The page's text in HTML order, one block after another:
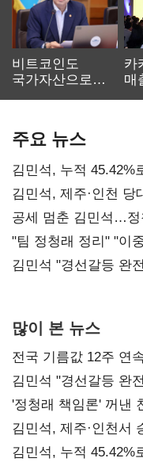
비트코인도
국가자산으로…'
카
매
주요 뉴스
김민석, 누적
0.86%p(2보)
김민석, 제주·인천 당
공세 멈춘 김민석…
"팀 정청래 정리" "이
다툼 격화
김민석 "경선갈등 완
많이 본 뉴스
전국 기름값 12주 연
김민석 "경선갈등 완
사과부터"
'정청래 책임론' 꺼낸
때리기
김민석, 제주·인천서
탈환'(종합)
김민석, 누적